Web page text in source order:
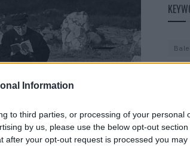
Information
to third parties, or processing of your personal
by us, please use the below opt-out section
after your opt-out request is processed you may